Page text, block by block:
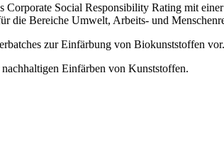
Social Responsibility Rating mit
die Bereiche Umwelt, Arbeits- und
zur Einfärbung von Biokunststoffen vor.
Einfärben von Kunststoffen.